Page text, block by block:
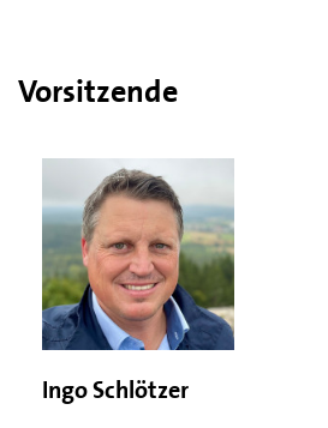
Vorsitzende
Ingo Schlötzer